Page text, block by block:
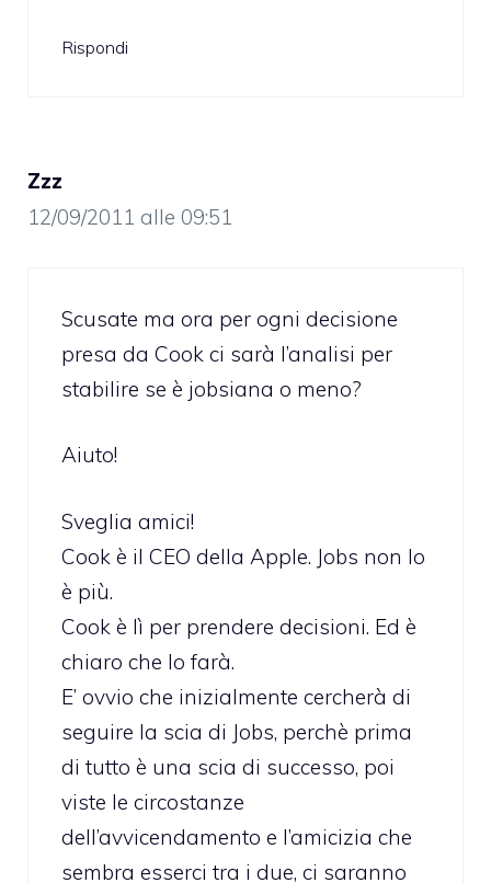
Rispondi
Zzz
12/09/2011 alle 09:51
Scusate ma ora per ogni decisione
presa da Cook ci sarà l’analisi per
stabilire se è jobsiana o meno?
Aiuto!
Sveglia amici!
Cook è il CEO della Apple. Jobs non lo
è più.
Cook è lì per prendere decisioni. Ed è
chiaro che lo farà.
E’ ovvio che inizialmente cercherà di
seguire la scia di Jobs, perchè prima
di tutto è una scia di successo, poi
viste le circostanze
dell’avvicendamento e l’amicizia che
sembra esserci tra i due, ci saranno